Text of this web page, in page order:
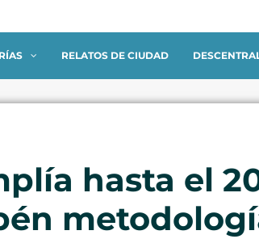
RELATOS DE CIUDAD
hasta el